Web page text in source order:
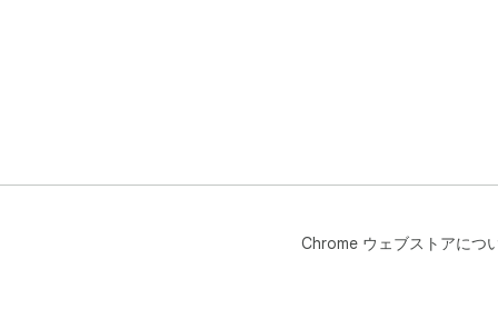
Chrome ウェブストアにつ